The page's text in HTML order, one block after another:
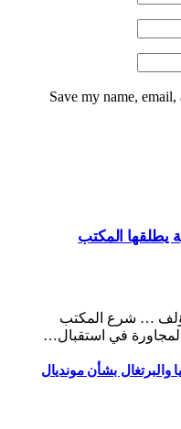
Save my name,
رئيسية يطلقها المكتب
… شرع المكتب
في استقبال…
والبرتغال بشأن مونديال